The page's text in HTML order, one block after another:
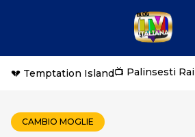
💔 Temptation Island📺 Palinsesti
CAMBIO MOGLIE